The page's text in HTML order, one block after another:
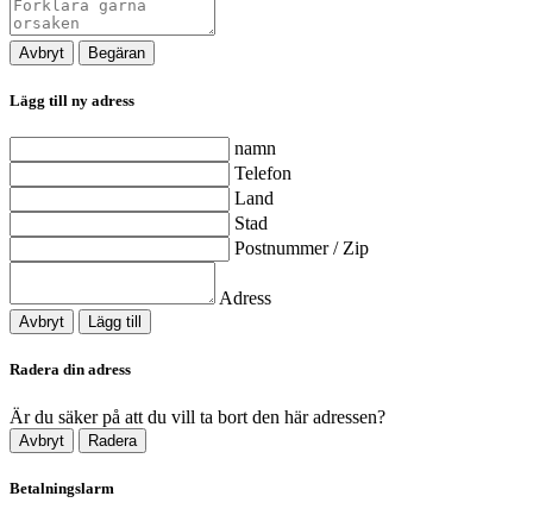
Avbryt Begäran
Lägg till ny adress
namn
Telefon
Land
Stad
Postnummer / Zip
Adress
Avbryt Lägg till
Radera din adress
Är du säker på att du vill ta bort den här adressen?
Avbryt Radera
Betalningslarm